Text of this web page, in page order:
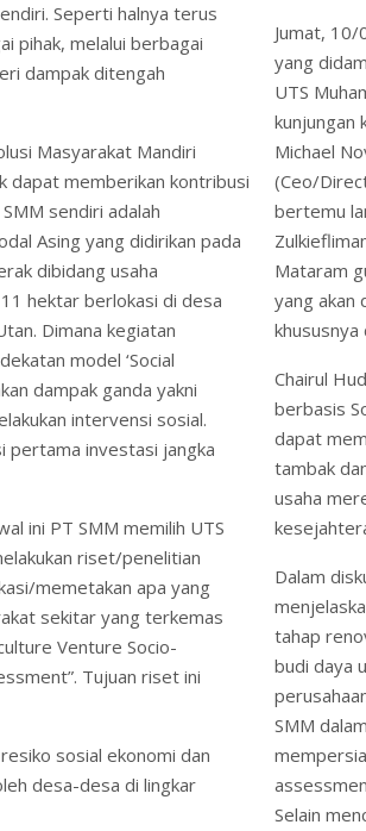
Seperti halnya terus
pihak, melalui berbagai
dampak ditengah
Masyarakat Mandiri
dapat memberikan kontribusi
sendiri adalah
Asing yang didirikan pada
dibidang usaha
hektar berlokasi di desa
Dimana kegiatan
model ‘Social
dampak ganda yakni
intervensi sosial.
pertama investasi jangka
ini PT SMM memilih UTS
riset/penelitian
memetakan apa yang
sekitar yang terkemas
Venture Socio-
Tujuan riset ini
sosial ekonomi dan
desa-desa di lingkar
Jumat, 10/
yang
UTS
kunjungan
Michael
(Ceo/
bertemu
Mataram
yang akan
khususnya
Chairul
berbasis
dapat
tambak
usaha
Dalam
tahap
budi daya
SMM
Selain